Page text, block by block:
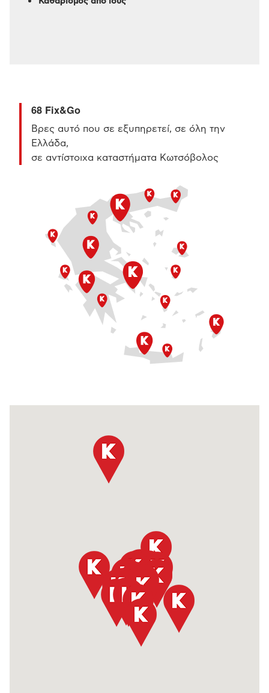
68 Fix&Go
Βρες αυτό που σε εξυπηρετεί, σε όλη την
Ελλάδα,
σε αντίστοιχα καταστήματα Κωτσόβολος